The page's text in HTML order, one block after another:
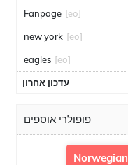
Fanpage [eo]
new york [eo]
eagles [eo]
עדכון אחרון
פופולרי אוספים
Norwegian